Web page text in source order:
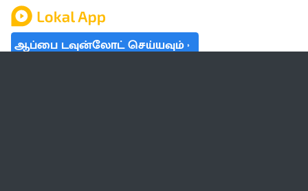
ஆப்பை டவுன்லோட் செய்யவும்